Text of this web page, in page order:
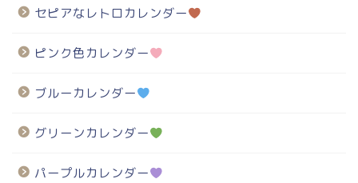
セピアなレトロカレンダー
ピンク色カレンダー
ブルーカレンダー
グリーンカレンダー
パープルカレンダー